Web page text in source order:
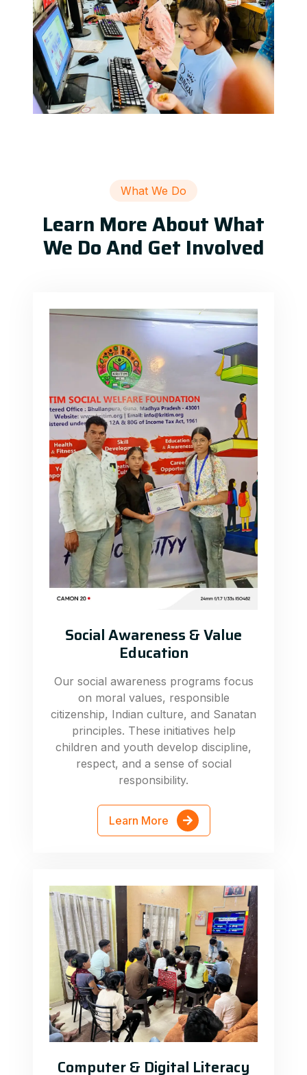
What We Do
Learn More About What
We Do And Get Involved
Social Awareness & Value
Education
Our social awareness programs focus
on moral values, responsible
citizenship, Indian culture, and Sanatan
principles. These initiatives help
children and youth develop discipline,
respect, and a sense of social
responsibility.
Learn More
Computer & Digital Literacy